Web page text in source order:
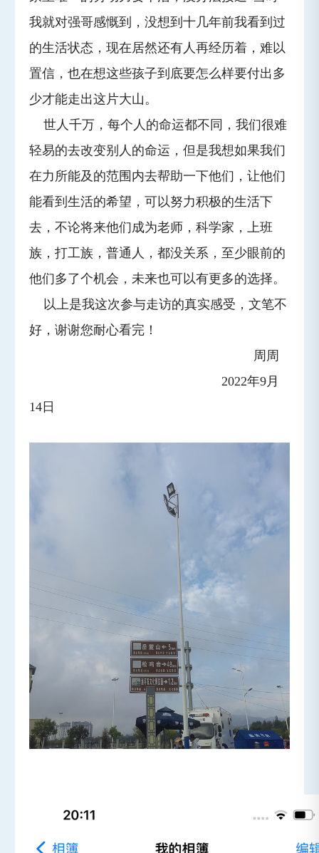
我就对强哥感慨到，没想到十几年前我看到过
的生活状态，现在居然还有人再经历着，难以
置信，也在想这些孩子到底要怎么样要付出多
少才能走出这片大山。
世人千万，每个人的命运都不同，我们很难
轻易的去改变别人的命运，但是我想如果我们
在力所能及的范围内去帮助一下他们，让他们
能看到生活的希望，可以努力积极的生活下
去，不论将来他们成为老师，科学家，上班
族，打工族，普通人，都没关系，至少眼前的
他们多了个机会，未来也可以有更多的选择。
以上是我这次参与走访的真实感受，文笔不
好，谢谢您耐心看完！
周周
2022年9月
14日